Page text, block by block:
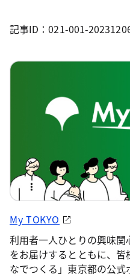
記事ID：021-001-
My TOKYO
利用者一人ひとりの興味
をお届けするとともに、
なでつくる」東京都の公式